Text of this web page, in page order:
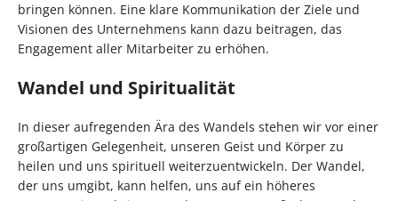
bringen können. Eine klare Kommunikation der Ziele und
Visionen des Unternehmens kann dazu beitragen, das
Engagement aller Mitarbeiter zu erhöhen.
Wandel und Spiritualität
In dieser aufregenden Ära des Wandels stehen wir vor einer
großartigen Gelegenheit, unseren Geist und Körper zu
heilen und uns spirituell weiterzuentwickeln. Der Wandel,
der uns umgibt, kann helfen, uns auf ein höheres